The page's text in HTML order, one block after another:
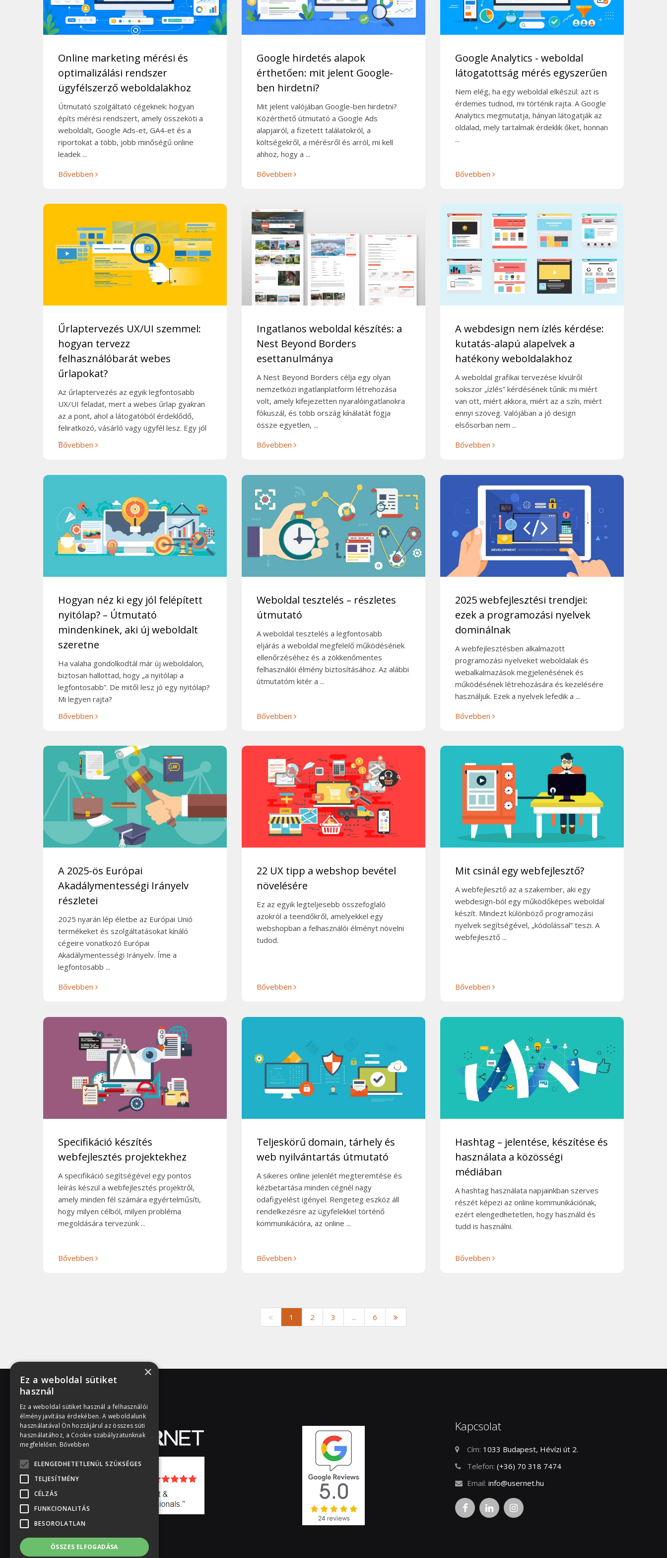
Online marketing mérési és
optimalizálási rendszer
ügyfélszerző weboldalakhoz
Útmutató szolgáltató cégeknek: hogyan
építs mérési rendszert, amely összeköti a
weboldalt, Google Ads-et, GA4-et és a
riportokat a több, jobb minőségű online
leadek ...
Bővebben
Google hirdetés alapok
érthetően: mit jelent Google-
ben hirdetni?
Mit jelent valójában Google-ben hirdetni?
Közérthető útmutató a Google Ads
alapjairól, a fizetett találatokról, a
költségekről, a mérésről és arról, mi kell
ahhoz, hogy a ...
Bővebben
Google Analytics - weboldal
látogatottság mérés egyszerűen
Nem elég, ha egy weboldal elkészül: azt is
érdemes tudnod, mi történik rajta. A Google
Analytics megmutatja, hányan látogatják az
oldalad, mely tartalmak érdeklik őket, honnan
...
Bővebben
Űrlaptervezés UX/UI szemmel:
hogyan tervezz
felhasználóbarát webes
űrlapokat?
Az űrlaptervezés az egyik legfontosabb
UX/UI feladat, mert a webes űrlap gyakran
az a pont, ahol a látogatóból érdeklődő,
feliratkozó, vásárló vagy ügyfél lesz. Egy jól
...
Bővebben
Ingatlanos weboldal készítés: a
Nest Beyond Borders
esettanulmánya
A Nest Beyond Borders célja egy olyan
nemzetközi ingatlanplatform létrehozása
volt, amely kifejezetten nyaralóingatlanokra
fókuszál, és több ország kínálatát fogja
össze egyetlen, ...
Bővebben
A webdesign nem ízlés kérdése:
kutatás-alapú alapelvek a
hatékony weboldalakhoz
A weboldal grafikai tervezése kívülről
sokszor „ízlés” kérdésének tűnik: mi miért
van ott, miért akkora, miért az a szín, miért
ennyi szöveg. Valójában a jó design
elsősorban nem ...
Bővebben
Hogyan néz ki egy jól felépített
nyitólap? – Útmutató
mindenkinek, aki új weboldalt
szeretne
Ha valaha gondolkodtál már új weboldalon,
biztosan hallottad, hogy „a nyitólap a
legfontosabb”. De mitől lesz jó egy nyitólap?
Mi legyen rajta?
Bővebben
Weboldal tesztelés – részletes
útmutató
A weboldal tesztelés a legfontosabb
eljárás a weboldal megfelelő működésének
ellenőrzéséhez és a zökkenőmentes
felhasználói élmény biztosításához. Az alábbi
útmutatóm kitér a ...
Bővebben
2025 webfejlesztési trendjei:
ezek a programozási nyelvek
dominálnak
A webfejlesztésben alkalmazott
programozási nyelveket weboldalak és
webalkalmazások megjelenésének és
működésének létrehozására és kezelésére
használjuk. Ezek a nyelvek lefedik a ...
Bővebben
A 2025-ös Európai
Akadálymentességi Irányelv
részletei
2025 nyarán lép életbe az Európai Unió
termékeket és szolgáltatásokat kínáló
cégeire vonatkozó Európai
Akadálymentességi Irányelv. Íme a
legfontosabb ...
Bővebben
22 UX tipp a webshop bevétel
növelésére
Ez az egyik legteljesebb összefoglaló
azokról a teendőkről, amelyekkel egy
webshopban a felhasználói élményt növelni
tudod.
Bővebben
Mit csinál egy webfejlesztő?
A webfejlesztő az a szakember, aki egy
webdesign-ból egy működőképes weboldal
készít. Mindezt különböző programozási
nyelvek segítségével, „kódolással” teszi. A
webfejlesztő ...
Bővebben
Specifikáció készítés
webfejlesztés projektekhez
A specifikáció segítségével egy pontos
leírás készül a webfejlesztés projektről,
amely minden fél számára egyértelműsíti,
hogy milyen célból, milyen probléma
megoldására tervezünk ...
Bővebben
Teljeskörű domain, tárhely és
web nyilvántartás útmutató
A sikeres online jelenlét megteremtése és
kézbetartása minden cégnél nagy
odafigyelést igényel. Rengeteg eszköz áll
rendelkezésre az ügyfelekkel történő
kommunikációra, az online ...
Bővebben
Hashtag – jelentése, készítése és
használata a közösségi
médiában
A hashtag használata napjainkban szerves
részét képezi az online kommunikációnak,
ezért elengedhetetlen, hogy használd és
tudd is használni.
Bővebben
1 2 3 ... 6
Kapcsolat
Cím: 1033 Budapest, Hévízi út 2.
Telefon: (+36) 70 318 7474
Email: info@usernet.hu
×
Ez a weboldal sütiket
használ
Ez a weboldal sütiket használ a felhasználói
élmény javítása érdekében. A weboldalunk
használatával Ön hozzájárul az összes süti
használatához, a Cookie szabályzatunknak
megfelelően. Bővebben
ELENGEDHETETLENÜL SZÜKSÉGES
TELJESÍTMÉNY
CÉLZÁS
FUNKCIONALITÁS
BESOROLATLAN
ÖSSZES ELFOGADÁSA